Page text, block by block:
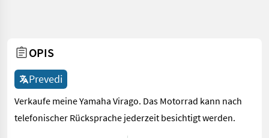
OPIS
Prevedi
Verkaufe meine Yamaha Virago. Das Motorrad kann nach
telefonischer Rücksprache jederzeit besichtigt werden.